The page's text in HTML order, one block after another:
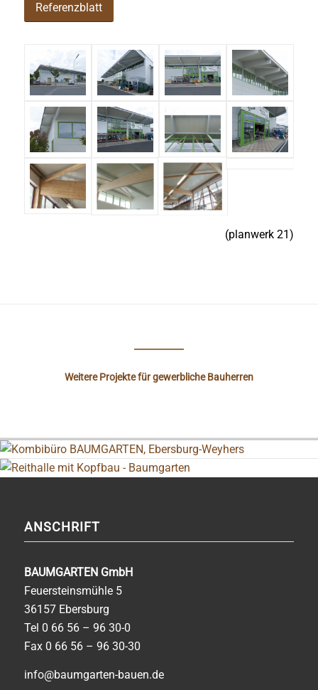
Referenzblatt
(planwerk 21)
Weitere Projekte für gewerbliche Bauherren
ANSCHRIFT
BAUMGARTEN GmbH
Feuersteinsmühle 5
36157 Ebersburg
Tel 0 66 56 – 96 30-0
Fax 0 66 56 – 96 30-30
info@baumgarten-bauen.de